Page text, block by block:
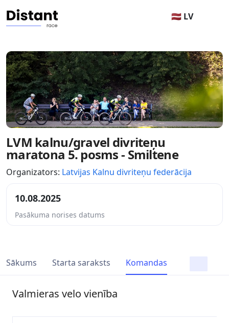
🇱🇻 LV
LVM kalnu/gravel divriteņu
maratona 5. posms - Smiltene
Organizators: Latvijas Kalnu divriteņu federācija
10.08.2025
Pasākuma norises datums
Sākums Starta saraksts Komandas
Valmieras velo vienība